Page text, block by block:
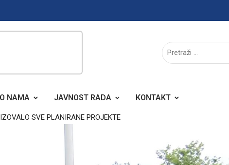
O NAMA JAVNOST RADA KONTAKT
SVE PLANIRANE PROJEKTE